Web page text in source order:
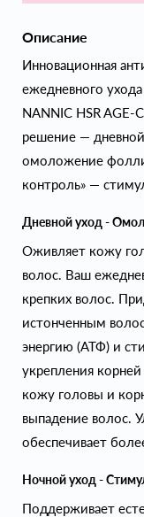
Описание
Инновационная
ежедневного
NANNIC HSR AGE-
решение —
омоложение
контроль» —
Дневной уход -
Оживляет кожу
волос. Ваш
крепких волос.
истонченным
энергию (АТФ) и
укрепления
кожу головы и
выпадение волос.
обеспечивает
Ночной уход -
Поддерживает